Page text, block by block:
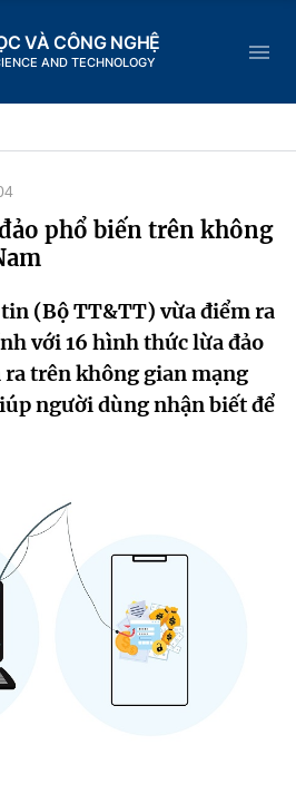
VÀ CÔNG NGHỆ
AND TECHNOLOGY
nghệ
chất lượng
hành
về dự thảo VBQPPL
phổ biến trên không
(Bộ TT&TT) vừa điểm ra
với 16 hình thức lừa đảo
trên không gian mạng
người dùng nhận biết để